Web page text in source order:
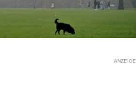
ANZEIGE